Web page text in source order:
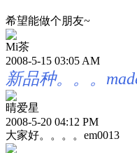
希望能做个朋友~
Mi茶
2008-5-15 03:05 AM
新品种。。。
晴爱星
2008-5-20 04:12 PM
大家好。。。。em0013